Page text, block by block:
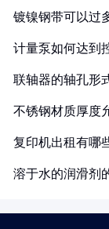
镀镍钢带可以过
计量泵如何达到
联轴器的轴孔形
不锈钢材质厚度
复印机出租有哪
溶于水的润滑剂